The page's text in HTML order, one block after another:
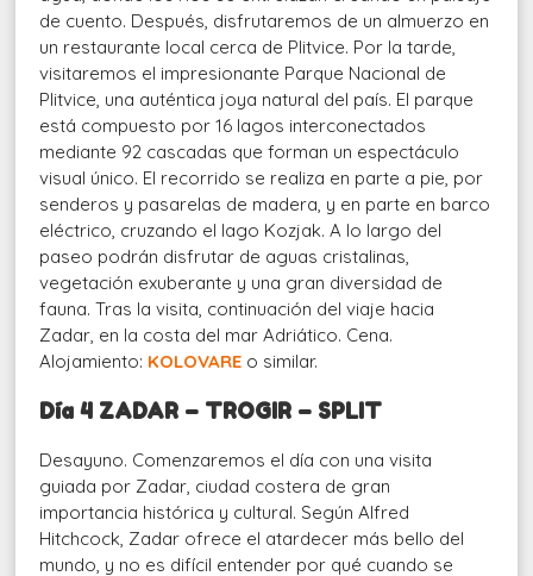
de cuento. Después, disfrutaremos de un almuerzo en
un restaurante local cerca de Plitvice. Por la tarde,
visitaremos el impresionante Parque Nacional de
Plitvice, una auténtica joya natural del país. El parque
está compuesto por 16 lagos interconectados
mediante 92 cascadas que forman un espectáculo
visual único. El recorrido se realiza en parte a pie, por
senderos y pasarelas de madera, y en parte en barco
eléctrico, cruzando el lago Kozjak. A lo largo del
paseo podrán disfrutar de aguas cristalinas,
vegetación exuberante y una gran diversidad de
fauna. Tras la visita, continuación del viaje hacia
Zadar, en la costa del mar Adriático. Cena.
Alojamiento: KOLOVARE o similar.
Día 4 ZADAR – TROGIR – SPLIT
Desayuno. Comenzaremos el día con una visita
guiada por Zadar, ciudad costera de gran
importancia histórica y cultural. Según Alfred
Hitchcock, Zadar ofrece el atardecer más bello del
mundo, y no es difícil entender por qué cuando se